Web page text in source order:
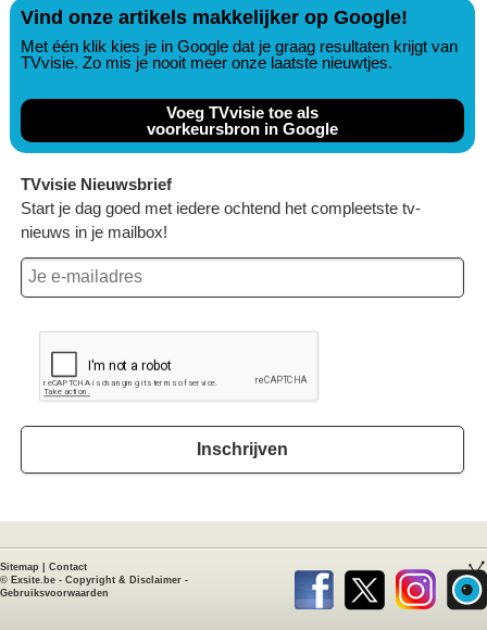
Vind onze artikels makkelijker op Google!
Met één klik kies je in Google dat je graag resultaten krijgt van
TVvisie. Zo mis je nooit meer onze laatste nieuwtjes.
Voeg TVvisie toe als
voorkeursbron in Google
TVvisie Nieuwsbrief
Start je dag goed met iedere ochtend het compleetste tv-
nieuws in je mailbox!
Inschrijven
Sitemap
Contact
© Exsite.be - Copyright & Disclaimer -
Gebruiksvoorwaarden